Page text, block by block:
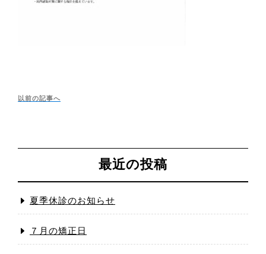
稿
ー
ン
以
以前の記事へ
最近の投稿
夏季休診のお知らせ
７月の矯正日